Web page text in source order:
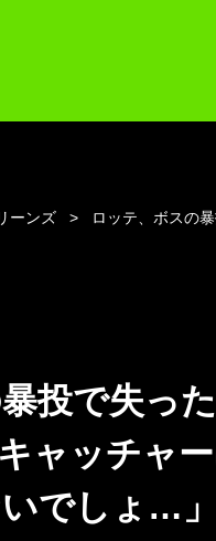
ーンズ ロッテ、ボスの
投で失っ
ャッチャ
でしょ…